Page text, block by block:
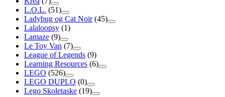
L.O.L. (51)
Ladybug og Cat Noir (45)
Lalaloopsy (1)
Lamaze (9)
Le Toy Van (7)
League of Legends (9)
Learning Resources (6)
LEGO (526)
LEGO DUPLO (0)
Lego Skoletaske (19)